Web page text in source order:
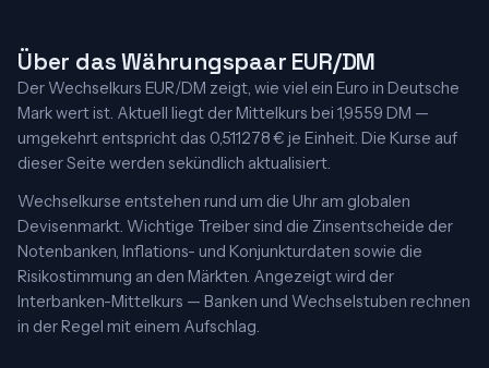
Über das Währungspaar EUR/DM
Der Wechselkurs EUR/DM zeigt, wie viel ein Euro in Deutsche
Mark wert ist. Aktuell liegt der Mittelkurs bei 1,9559 DM —
umgekehrt entspricht das 0,511278 € je Einheit. Die Kurse auf
dieser Seite werden sekündlich aktualisiert.
Wechselkurse entstehen rund um die Uhr am globalen
Devisenmarkt. Wichtige Treiber sind die Zinsentscheide der
Notenbanken, Inflations- und Konjunkturdaten sowie die
Risikostimmung an den Märkten. Angezeigt wird der
Interbanken-Mittelkurs — Banken und Wechselstuben rechnen
in der Regel mit einem Aufschlag.